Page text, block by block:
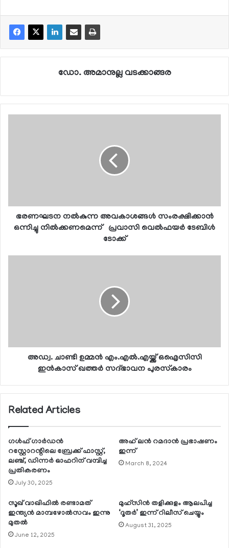
ഡോ. അമാനുല്ല വടക്കാങ്ങര
ഭരണഘടന നൽകുന്ന അവകാശങ്ങൾ സംരക്ഷിക്കാൻ
ഒന്നിച്ചു നിൽക്കണമെന്ന് പ്രവാസി വെല്‍ഫയര്‍ ടേബിള്‍
ടോക്ക്
അഡ്വ. ചാണ്ടി ഉമ്മന്‍ എം.എല്‍.എയ്ക്ക് ഒഐസിസി
ഇന്‍കാസ് ഖത്തര്‍ സദ്ഭാവന പുരസ്‌കാരം
Related Articles
ഗള്‍ഫ് ഗാര്‍ഡന്‍
റസ്റ്റോറന്റിലെ ബ്രേക്ക് ഫാസ്റ്റ്,
ലഞ്ച്, ഡിന്നര്‍ ഓഫറിന് വമ്പിച്ച
പ്രതികരണം
July 30, 2025
അഹ് ലന്‍ റമദാന്‍ പ്രഭാഷണം
ഇന്ന്
March 8, 2024
സൂഖ് വാഖിഫില്‍ രണ്ടാമത്
ഇന്ത്യന്‍ മാമ്പഴോല്‍സവം ഇന്നു
മുതല്‍
June 12, 2025
മുഹ്‌സിന്‍ തളിക്കുളം ആലപിച്ച
‘ദൂതര്‍’ ഇന്ന് റിലീസ് ചെയ്യും
August 31, 2025